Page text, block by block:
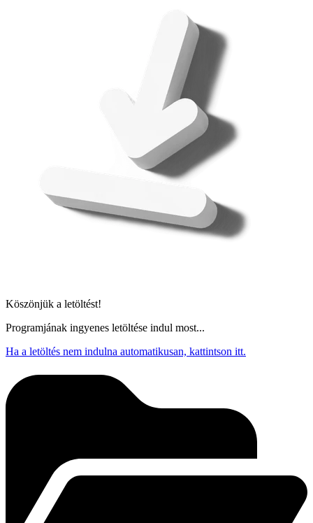
Köszönjük a letöltést!
Programjának ingyenes letöltése indul most...
Ha a letöltés nem indulna automatikusan, kattintson itt.